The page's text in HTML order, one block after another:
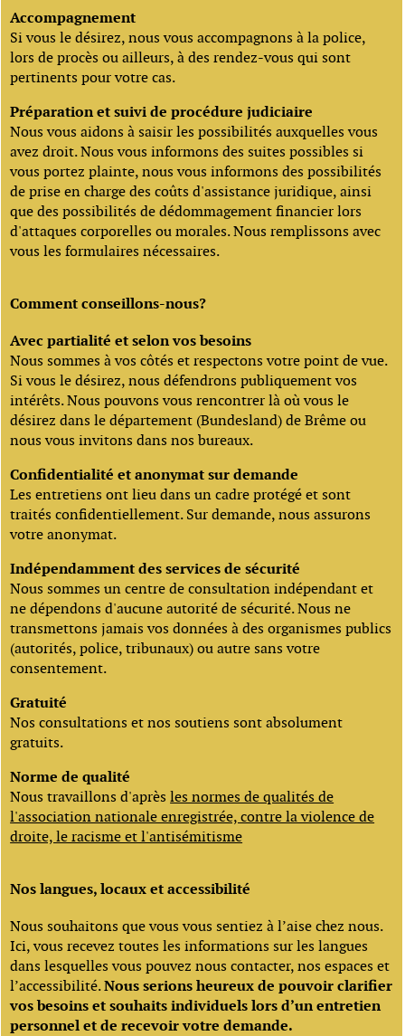
Accompagnement
Si vous le désirez, nous vous accompagnons à la police,
lors de procès ou ailleurs, à des rendez-vous qui sont
pertinents pour votre cas.
Préparation et suivi de procédure judiciaire
Nous vous aidons à saisir les possibilités auxquelles vous
avez droit. Nous vous informons des suites possibles si
vous portez plainte, nous vous informons des possibilités
de prise en charge des coûts d'assistance juridique, ainsi
que des possibilités de dédommagement financier lors
d'attaques corporelles ou morales. Nous remplissons avec
vous les formulaires nécessaires.
Comment conseillons-nous?
Avec partialité et selon vos besoins
Nous sommes à vos côtés et respectons votre point de vue.
Si vous le désirez, nous défendrons publiquement vos
intérêts. Nous pouvons vous rencontrer là où vous le
désirez dans le département (Bundesland) de Brême ou
nous vous invitons dans nos bureaux.
Confidentialité et anonymat sur demande
Les entretiens ont lieu dans un cadre protégé et sont
traités confidentiellement. Sur demande, nous assurons
votre anonymat.
Indépendamment des services de sécurité
Nous sommes un centre de consultation indépendant et
ne dépendons d'aucune autorité de sécurité. Nous ne
transmettons jamais vos données à des organismes publics
(autorités, police, tribunaux) ou autre sans votre
consentement.
Gratuité
Nos consultations et nos soutiens sont absolument
gratuits.
Norme de qualité
Nous travaillons d'aprèsles normes de qualités de
l'association nationale enregistrée, contre la violence de
droite, le racisme et l'antisémitisme
Nos langues, locaux et accessibilité
Nous souhaitons que vous vous sentiez à l’aise chez nous.
Ici, vous recevez toutes les informations sur les langues
dans lesquelles vous pouvez nous contacter, nos espaces et
l’accessibilité.Nous serions heureux de pouvoir clarifier
vos besoins et souhaits individuels lors d’un entretien
personnel et de recevoir votre demande.